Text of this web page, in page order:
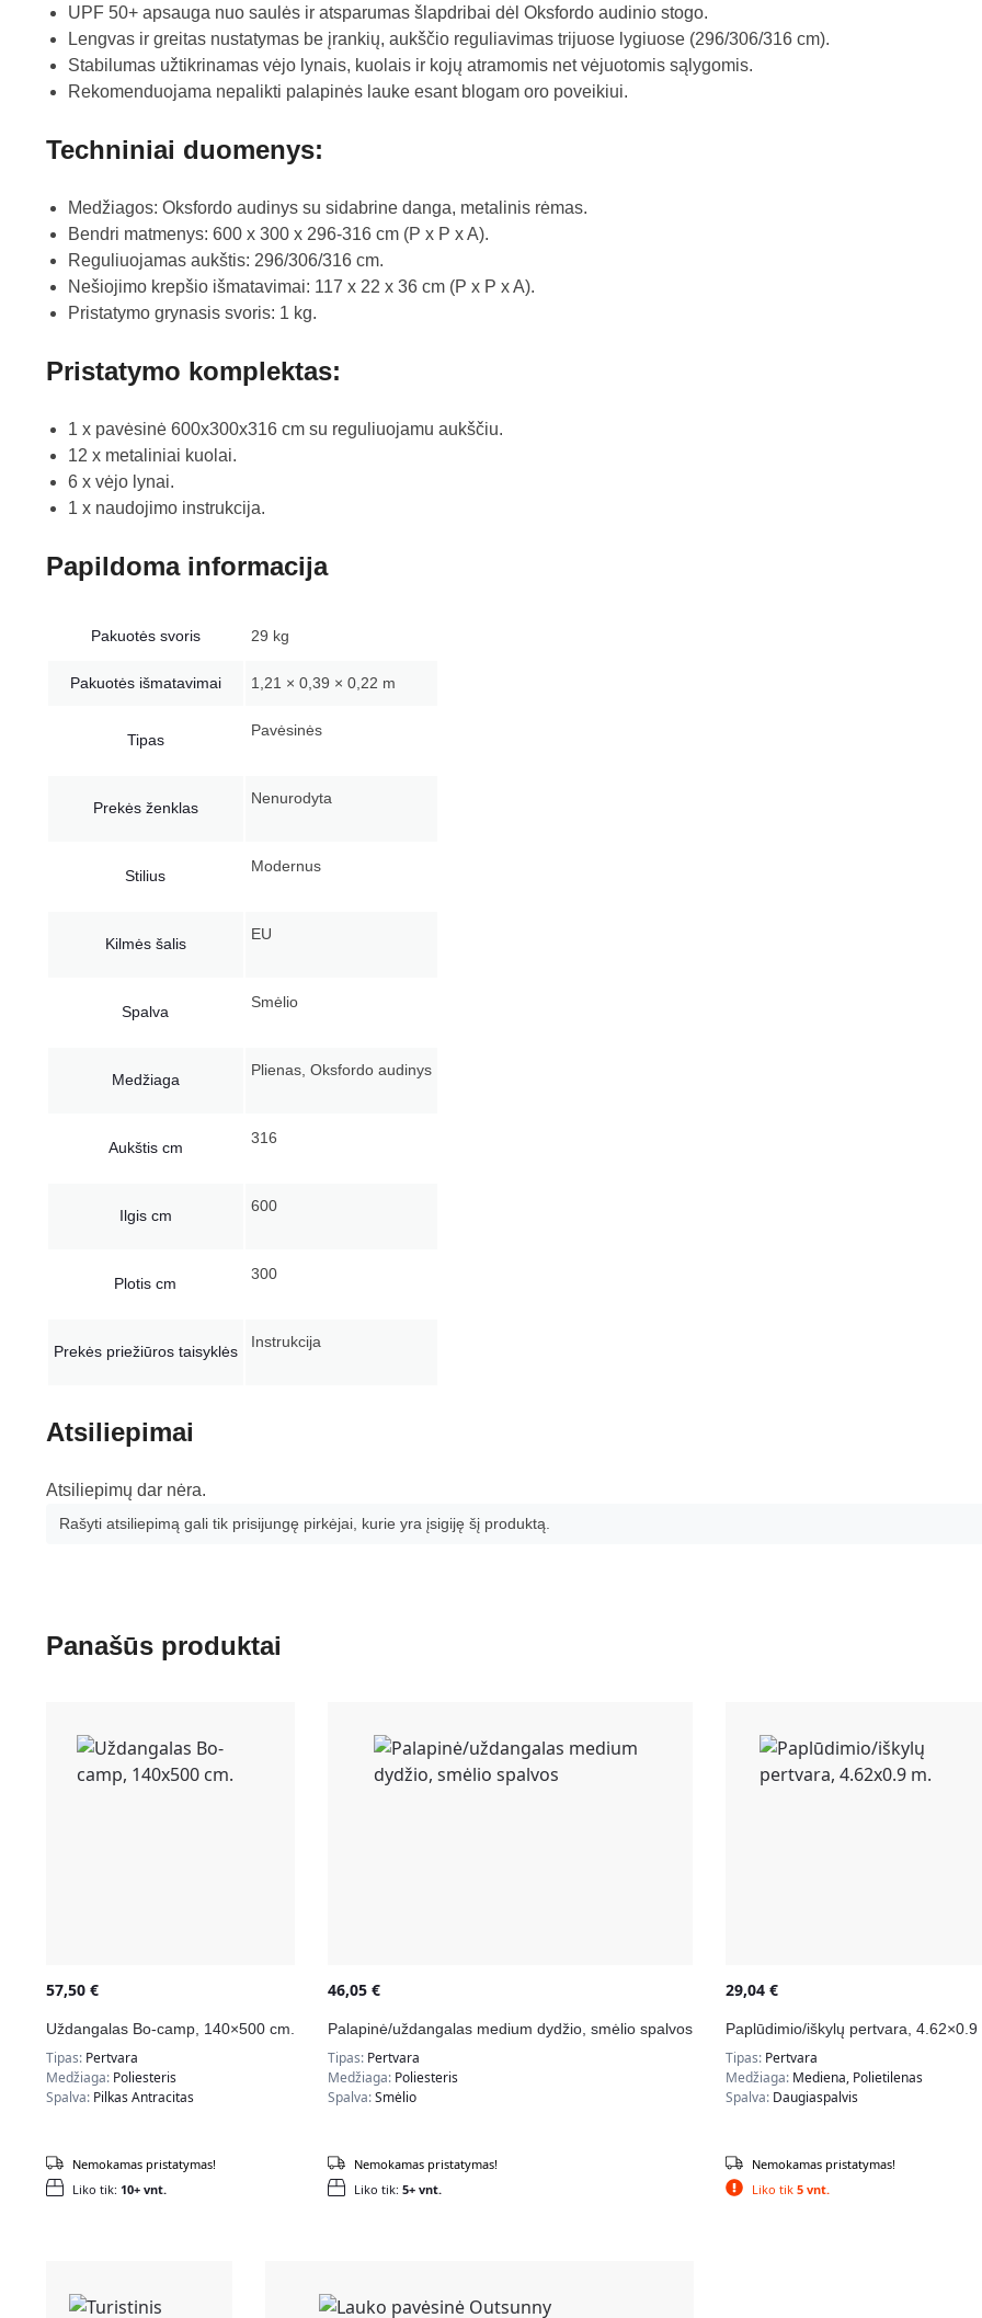
UPF 50+ apsauga nuo saulės ir atsparumas šlapdribai dėl Oksfordo audinio stogo.
Lengvas ir greitas nustatymas be įrankių, aukščio reguliavimas trijuose lygiuose (296/306/316 cm).
Stabilumas užtikrinamas vėjo lynais, kuolais ir kojų atramomis net vėjuotomis sąlygomis.
Rekomenduojama nepalikti palapinės lauke esant blogam oro poveikiui.
Techniniai duomenys:
Medžiagos: Oksfordo audinys su sidabrine danga, metalinis rėmas.
Bendri matmenys: 600 x 300 x 296-316 cm (P x P x A).
Reguliuojamas aukštis: 296/306/316 cm.
Nešiojimo krepšio išmatavimai: 117 x 22 x 36 cm (P x P x A).
Pristatymo grynasis svoris: 1 kg.
Pristatymo komplektas:
1 x pavėsinė 600x300x316 cm su reguliuojamu aukščiu.
12 x metaliniai kuolai.
6 x vėjo lynai.
1 x naudojimo instrukcija.
Papildoma informacija
Pakuotės svoris 29 kg
Pakuotės išmatavimai 1,21 × 0,39 × 0,22 m
Tipas
Pavėsinės
Prekės ženklas
Nenurodyta
Stilius
Modernus
Kilmės šalis
EU
Spalva
Smėlio
Medžiaga
Plienas, Oksfordo audinys
Aukštis cm
316
Ilgis cm
600
Plotis cm
300
Prekės priežiūros taisyklės
Instrukcija
Atsiliepimai
Atsiliepimų dar nėra.
Rašyti atsiliepimą gali tik prisijungę pirkėjai, kurie yra įsigiję šį produktą.
Panašūs produktai
57,50 €
Uždangalas Bo-camp, 140×500 cm.
Tipas: Pertvara
Medžiaga: Poliesteris
Spalva: Pilkas Antracitas
Liko tik: 10+ vnt.
Nemokamas pristatymas!
46,05 €
Palapinė/uždangalas medium dydžio, smėlio spalvos
Tipas: Pertvara
Medžiaga: Poliesteris
Spalva:Smėlio
Liko tik: 5+ vnt.
Nemokamas pristatymas!
29,04 €
Paplūdimio/iškylų pertvara, 4.62×0.9
Tipas: Pertvara
Medžiaga: Mediena, Polietilenas
Spalva: Daugiaspalvis
Liko tik 5 vnt.
Nemokamas pristatymas!